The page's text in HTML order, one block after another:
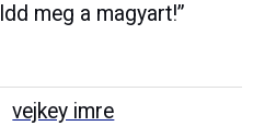
meg a magyart!”
vejkey imre